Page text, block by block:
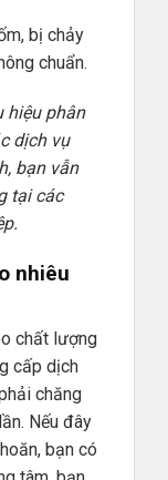
bị chảy
chuẩn.
hiệu phân
dịch vụ
bạn vẫn
tại các
nhiêu
chất lượng
cấp dịch
chăng
Nếu đây
bạn có